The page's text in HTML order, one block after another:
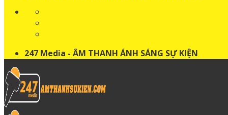
247 Media - ÂM THANH ÁNH SÁNG SỰ KIỆN